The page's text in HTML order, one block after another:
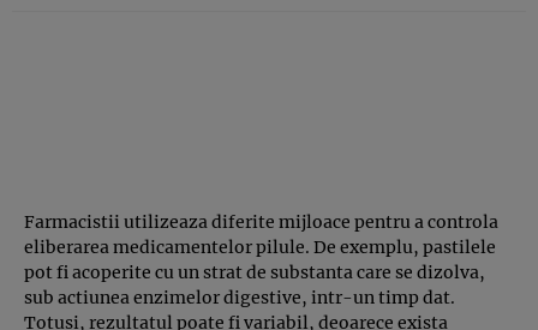
Farmacistii utilizeaza diferite mijloace pentru a controla
eliberarea medicamentelor pilule. De exemplu, pastilele
pot fi acoperite cu un strat de substanta care se dizolva,
sub actiunea enzimelor digestive, intr-un timp dat.
Totusi, rezultatul poate fi variabil, deoarece exista